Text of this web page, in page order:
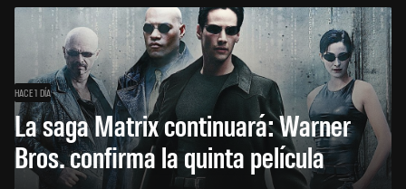
HACE 1 DÍA
La saga Matrix continuará: Warner
Bros. confirma la quinta película